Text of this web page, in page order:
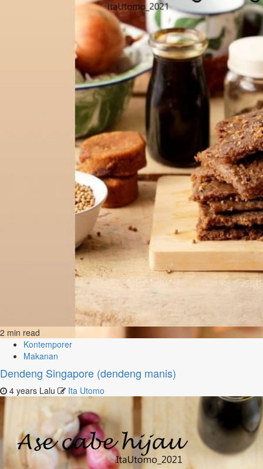
2 min read
Kontemporer
Makanan
Dendeng Singapore (dendeng manis)
4 years Lalu Ita Utomo